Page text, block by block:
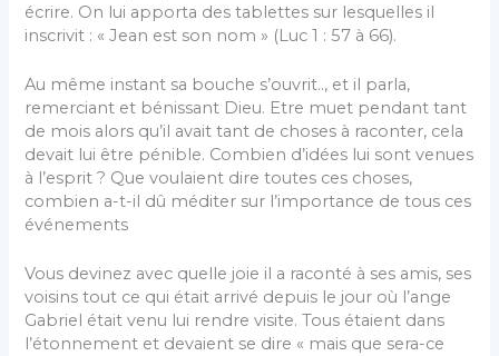
écrire. On lui apporta des tablettes sur lesquelles il
inscrivit : « Jean est son nom » (Luc 1 : 57 à 66).
Au même instant sa bouche s’ouvrit.., et il parla,
remerciant et bénissant Dieu. Etre muet pendant tant
de mois alors qu’il avait tant de choses à raconter, cela
devait lui être pénible. Combien d’idées lui sont venues
à l’esprit ? Que voulaient dire toutes ces choses,
combien a-t-il dû méditer sur l’importance de tous ces
événements
Vous devinez avec quelle joie il a raconté à ses amis, ses
voisins tout ce qui était arrivé depuis le jour où l’ange
Gabriel était venu lui rendre visite. Tous étaient dans
l’étonnement et devaient se dire « mais que sera-ce